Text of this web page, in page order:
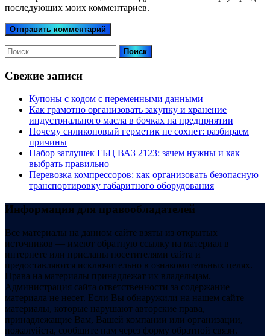
последующих моих комментариев.
Найти:
Свежие записи
Купоны c кодом с переменными данными
Как грамотно организовать закупку и хранение
индустриального масла в бочках на предприятии
Почему силиконовый герметик не сохнет: разбираем
причины
Набор заглушек ГБЦ ВАЗ 2123: зачем нужны и как
выбрать правильно
Перевозка компрессоров: как организовать безопасную
транспортировку габаритного оборудования
Информация для правообладателей
Все материалы на данном сайте взяты из открытых
источников — имеют обратную ссылку на материал в
интернете или присланы посетителями сайта и
предоставляются исключительно в ознакомительных целях.
Права на материалы принадлежат их владельцам.
Администрация сайта ответственности за содержание
материала не несет. Если Вы обнаружили на нашем сайте
материалы, которые нарушают авторские права,
принадлежащие Вам, Вашей компании или организации,
пожалуйста, сообщите нам через форму обратной связи.